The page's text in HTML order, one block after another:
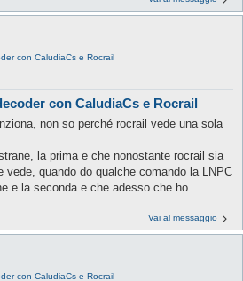
con CaludiaCs e Rocrail
con CaludiaCs e Rocrail
non so perché rocrail vede una sola
la prima e che nonostante rocrail sia
vede, quando do qualche comando la LNPC
e la seconda e che adesso che ho
Vai al messaggio
con CaludiaCs e Rocrail